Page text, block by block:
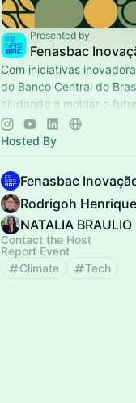
Presented by
Fenasbac
Com iniciativas
do Banco Central do
ajudando a moldar o
Nacional.
Confira o calendário de
Hosted By
Fenasbac
Rodrigoh
NATALIA BRAULIO
Contact the Host
Report Event
Climate
Tech